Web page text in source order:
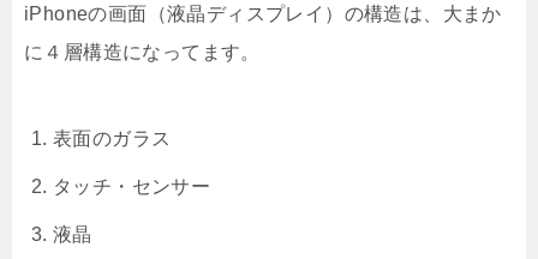
iPhoneの画面（液晶ディスプレイ）の構造は、大まか
に４層構造になってます。
表面のガラス
タッチ・センサー
液晶